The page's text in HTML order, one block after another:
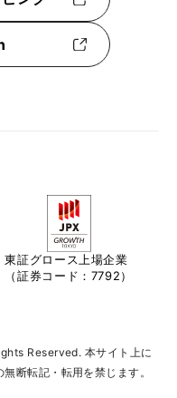
東証グロース上場企業
（証券コード：7792）
Reserved. 本サイト上に
断転記・転用を禁じます。